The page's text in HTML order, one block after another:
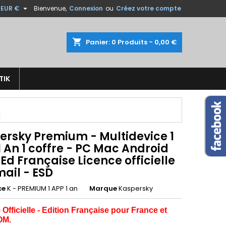
Bienvenue, Connexion ou Créez votre compte
EUR € 
shopping_cart Panier: 0 Produits - 0,00 €
Premium - Multidevice 1
An 1 coffre - PC Mac Android
Française Licence officielle
- ESD
K - PREMIUM 1 APP 1 an MarqueKaspersky
Officielle - Edition Française pour France et